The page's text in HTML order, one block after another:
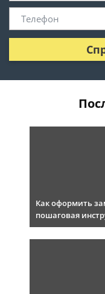
Как оформить
пошаговая